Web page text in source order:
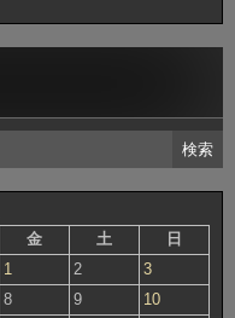
金 土 日
1 2
3
8 9
10